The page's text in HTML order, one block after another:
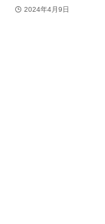
2024年4月9日